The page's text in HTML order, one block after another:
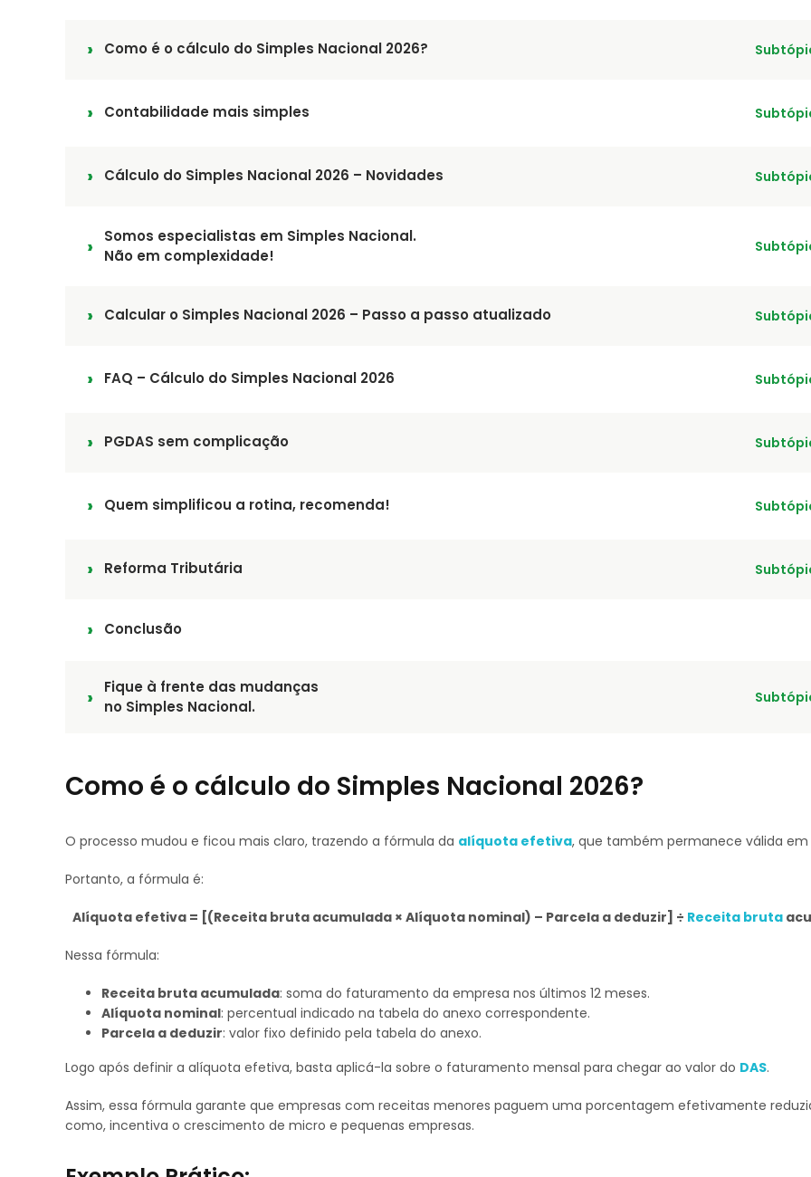
Como é o cálculo do Simples Nacional 2026?
Contabilidade mais simples
Cálculo do Simples Nacional 2026 – Novidades
Somos especialistas em Simples Nacional.
Não em complexidade!
Calcular o Simples Nacional 2026 – Passo a passo atualizado
FAQ – Cálculo do Simples Nacional 2026
PGDAS sem complicação
Quem simplificou a rotina, recomenda!
Reforma Tributária
Conclusão
Fique à frente das mudanças
no Simples Nacional.
Como é o cálculo do Simples Nacional 2026?
O processo mudou e ficou mais claro, trazendo a fórmula da alíquota efetiva, que também permanece válida em
Portanto, a fórmula é:
Alíquota efetiva = [(Receita bruta acumulada × Alíquota nominal) – Parcela a deduzir] ÷ Receita bruta
Nessa fórmula:
Receita bruta acumulada: soma do faturamento da empresa nos últimos 12 meses.
Alíquota nominal: percentual indicado na tabela do anexo correspondente.
Parcela a deduzir: valor fixo definido pela tabela do anexo.
Logo após definir a alíquota efetiva, basta aplicá-la sobre o faturamento mensal para chegar ao valor do DAS.
Assim, essa fórmula garante que empresas com receitas menores paguem uma porcentagem efetivamente
como, incentiva o crescimento de micro e pequenas empresas.